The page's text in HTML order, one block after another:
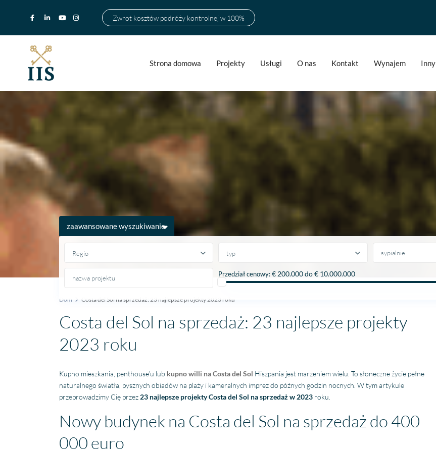
Zwrot kosztów podróży kontrolnej w 100%
Strona domowa Projekty Usługi O nas Kontakt Wynajem Inny
zaawansowane wyszukiwanie
Regio typ
Przedział cenowy: € 200.000 do € 10.000.000
Dom Costa del Sol na sprzedaż: 23 najlepsze projekty 2023 roku
Costa del Sol na sprzedaż: 23 najlepsze projekty
2023 roku
Kupno mieszkania, penthouse’u lub kupno willi na Costa del Sol Hiszpania jest marzeniemwielu. To słoneczne życie pełne
naturalnego światła, pysznych obiadów na plaży i kameralnych imprez do późnych godzin nocnych. W tym artykule
przeprowadzimy Cię przez 23 najlepsze projekty Costa del Sol na sprzedaż w 2023 roku.
Nowy budynek na Costa del Sol na sprzedaż do 400
000 euro